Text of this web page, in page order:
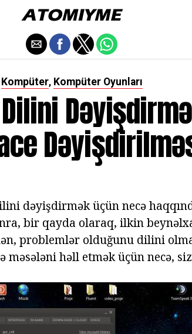
Kompüter, Kompüter Oyunları
dəyişdirmək üçün necə
bir qayda olaraq, ilkin
problemlər olduğunu dilini
məsələni həll etmək üçün necə,